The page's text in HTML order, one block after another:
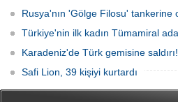
Rusya'nın 'Gölge Filosu' tankerine
Türkiye'nin ilk kadın Tümamiral
Karadeniz'de Türk gemisine saldırı!
Safi Lion, 39 kişiyi kurtardı